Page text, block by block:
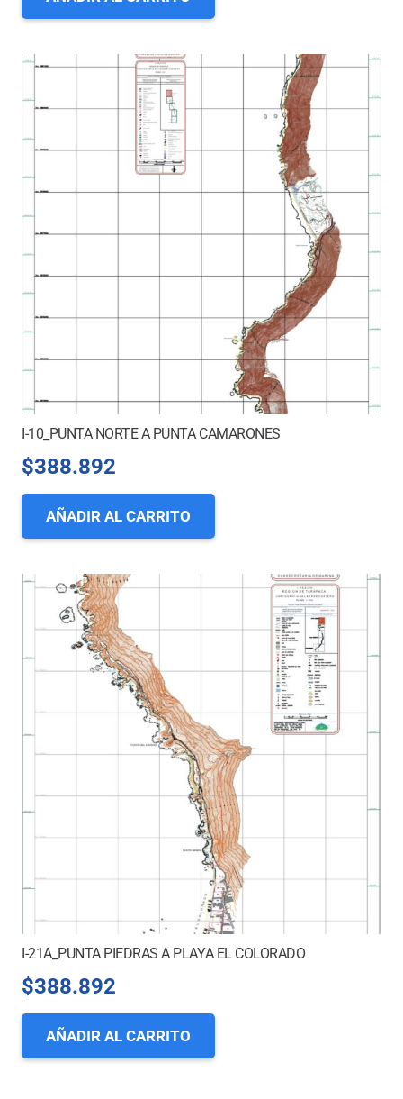
I-10_PUNTA NORTE A PUNTA CAMARONES
$388.892
AÑADIR AL CARRITO
I-21A_PUNTA PIEDRAS A PLAYA EL COLORADO
$388.892
AÑADIR AL CARRITO